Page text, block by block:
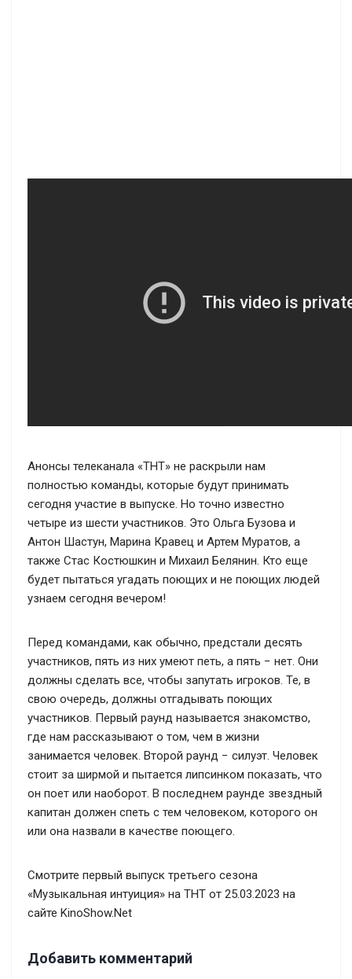
Анонсы телеканала «ТНТ» не раскрыли нам
полностью команды, которые будут принимать
сегодня участие в выпуске. Но точно известно
четыре из шести участников. Это Ольга Бузова и
Антон Шастун, Марина Кравец и Артем Муратов, а
также Стас Костюшкин и Михаил Белянин. Кто еще
будет пытаться угадать поющих и не поющих людей
узнаем сегодня вечером!
Перед командами, как обычно, предстали десять
участников, пять из них умеют петь, а пять − нет. Они
должны сделать все, чтобы запутать игроков. Те, в
свою очередь, должны отгадывать поющих
участников. Первый раунд называется знакомство,
где нам рассказывают о том, чем в жизни
занимается человек. Второй раунд − силуэт. Человек
стоит за ширмой и пытается липсинком показать, что
он поет или наоборот. В последнем раунде звездный
капитан должен спеть с тем человеком, которого он
или она назвали в качестве поющего.
Смотрите первый выпуск третьего сезона
«Музыкальная интуиция» на ТНТ от 25.03.2023 на
сайте KinoShow.Net
Добавить комментарий